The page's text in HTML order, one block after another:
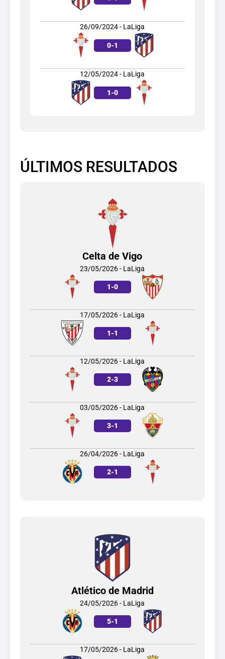
26/09/2024 - LaLiga
0-1
12/05/2024 - LaLiga
1-0
ÚLTIMOS RESULTADOS
Celta de Vigo
23/05/2026 - LaLiga
1-0
17/05/2026 - LaLiga
1-1
12/05/2026 - LaLiga
2-3
03/05/2026 - LaLiga
3-1
26/04/2026 - LaLiga
2-1
Atlético de Madrid
24/05/2026 - LaLiga
5-1
17/05/2026 - LaLiga